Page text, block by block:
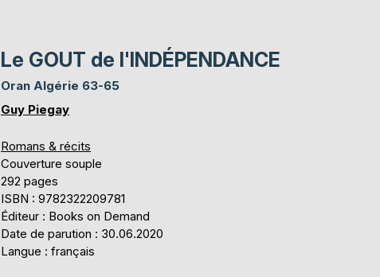
Le GOUT de l'INDÉPENDANCE
Oran Algérie 63-65
Guy Piegay
Romans & récits
Couverture souple
292 pages
ISBN : 9782322209781
Éditeur : Books on Demand
Date de parution : 30.06.2020
Langue : français